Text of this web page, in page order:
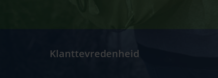
Klanttevredenheid